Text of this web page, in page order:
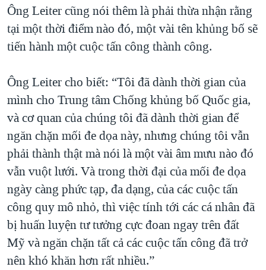
Ông Leiter cũng nói thêm là phải thừa nhận rằng
tại một thời điểm nào đó, một vài tên khủng bố sẽ
tiến hành một cuộc tấn công thành công.
Ông Leiter cho biết: “Tôi đã dành thời gian của
mình cho Trung tâm Chống khủng bố Quốc gia,
và cơ quan của chúng tôi đã dành thời gian để
ngăn chặn mối đe dọa này, nhưng chúng tôi vẫn
phải thành thật mà nói là một vài âm mưu nào đó
vẫn vuột lưới. Và trong thời đại của mối đe dọa
ngày càng phức tạp, đa dạng, của các cuộc tấn
công quy mô nhỏ, thì việc tính tới các cá nhân đã
bị huấn luyện tư tưởng cực đoan ngay trên đất
Mỹ và ngăn chặn tất cả các cuộc tấn công đã trở
nên khó khăn hơn rất nhiều.”